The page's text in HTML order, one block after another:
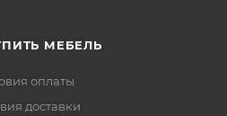
МЕБЕЛЬ
оплаты
доставки